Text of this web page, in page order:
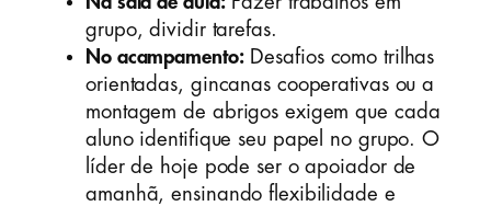
grupo, dividir tarefas.
No acampamento:Desafios como trilhas
orientadas, gincanas cooperativas ou a
montagem de abrigos exigem que cada
aluno identifique seu papel no grupo. O
líder de hoje pode ser o apoiador de
amanhã, ensinando flexibilidade e